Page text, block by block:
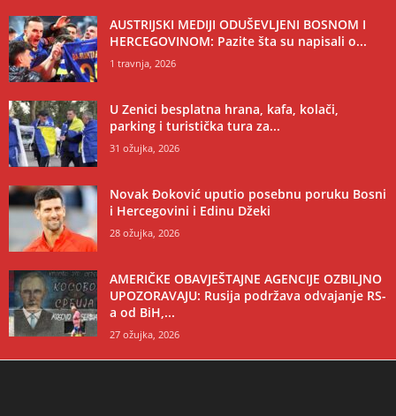
AUSTRIJSKI MEDIJI ODUŠEVLJENI BOSNOM I
HERCEGOVINOM: Pazite šta su napisali o...
1 travnja, 2026
U Zenici besplatna hrana, kafa, kolači,
parking i turistička tura za...
31 ožujka, 2026
Novak Đoković uputio posebnu poruku Bosni
i Hercegovini i Edinu Džeki
28 ožujka, 2026
AMERIČKE OBAVJEŠTAJNE AGENCIJE OZBILJNO
UPOZORAVAJU: Rusija podržava odvajanje RS-
a od BiH,...
27 ožujka, 2026